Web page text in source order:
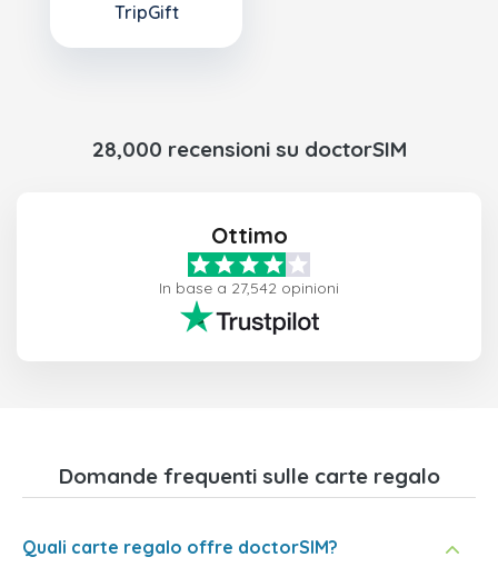
TripGift
28,000 recensioni su doctorSIM
Ottimo
In base a 27,542 opinioni
Domande frequenti sulle carte regalo
Quali carte regalo offre doctorSIM?